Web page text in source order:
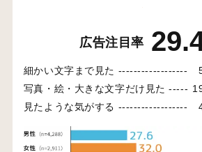
広告注目率
細かい文字まで見た ------------------
写真・絵・大きな文字だけ見た -----
見たような気がする ------------------